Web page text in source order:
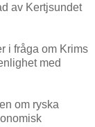
av Kertjsundet
i fråga om Krims
med
om ryska